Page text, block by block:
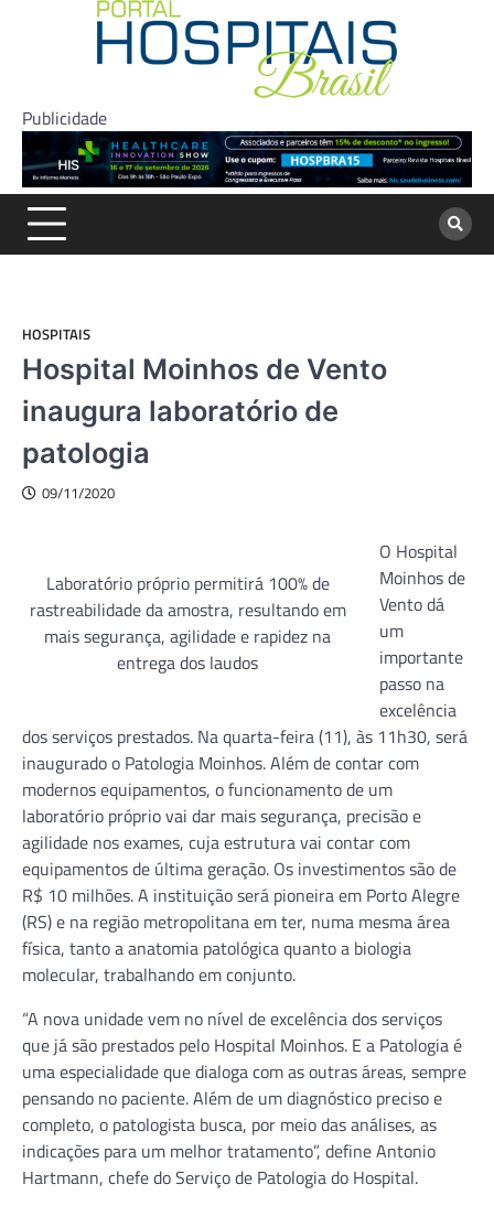
Publicidade
HOSPITAIS
Hospital Moinhos de Vento
inaugura laboratório de
patologia
09/11/2020
Laboratório próprio permitirá 100% de
rastreabilidade da amostra, resultando em
mais segurança, agilidade e rapidez na
entrega dos laudos
O Hospital
Moinhos de
Vento dá
um
importante
passo na
excelência
dos serviços prestados. Na quarta-feira (11), às 11h30, será
inaugurado o Patologia Moinhos. Além de contar com
modernos equipamentos, o funcionamento de um
laboratório próprio vai dar mais segurança, precisão e
agilidade nos exames, cuja estrutura vai contar com
equipamentos de última geração. Os investimentos são de
R$ 10 milhões. A instituição será pioneira em Porto Alegre
(RS) e na região metropolitana em ter, numa mesma área
física, tanto a anatomia patológica quanto a biologia
molecular, trabalhando em conjunto.
“A nova unidade vem no nível de excelência dos serviços
que já são prestados pelo Hospital Moinhos. E a Patologia é
uma especialidade que dialoga com as outras áreas, sempre
pensando no paciente. Além de um diagnóstico preciso e
completo, o patologista busca, por meio das análises, as
indicações para um melhor tratamento”, define Antonio
Hartmann, chefe do Serviço de Patologia do Hospital.